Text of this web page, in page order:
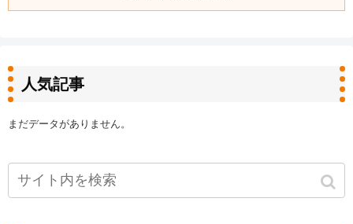
人気記事
まだデータがありません。